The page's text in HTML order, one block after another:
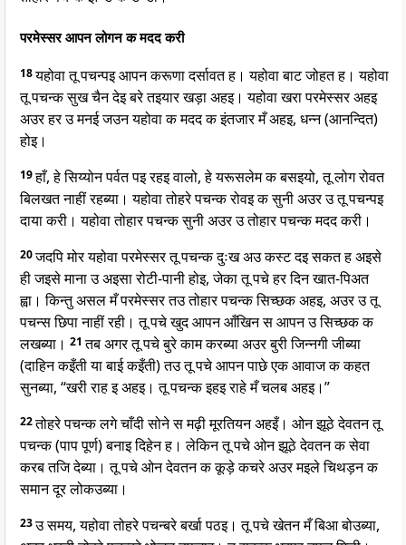
परमेस्सर आपन लोगन क मदद करी
18यहोवा तू पचन्पइ आपन करूणा दर्सावत ह। यहोवा बाट जोहत ह। यहोवा
तू पचन्क सुख चैन देइ बरे तइयार खड़ा अहइ। यहोवा खरा परमेस्सर अहइ
अउर हर उ मनई जउन यहोवा क मदद क इंतजार मँ अहइ, धन्न (आनन्दित)
होइ।
19हाँ, हे सिय्योन पर्वत पइ रहइ वालो, हे यरूसलेम क बसइयो, तू लोग रोवत
बिलखत नाहीं रहब्या। यहोवा तोहरे पचन्क रोवइ क सुनी अउर उ तू पचन्पइ
दाया करी। यहोवा तोहार पचन्क सुनी अउर उ तोहार पचन्क मदद करी।
20जदपि मोर यहोवा परमेस्सर तू पचन्क दुःख अउ कस्ट दइ सकत ह अइसे
ही जइसे माना उ अइसा रोटी-पानी होइ, जेका तू पचे हर दिन खात-पिअत
ह्वा। किन्तु असल मँ परमेस्सर तउ तोहार पचन्क सिच्छक अहइ, अउर उ तू
पचन्स छिपा नाहीं रही। तू पचे खुद आपन आँखिन स आपन उ सिच्छक क
लखब्या। 21तब अगर तू पचे बुरे काम करब्या अउर बुरी जिन्नगी जीब्या
(दाहिन कइँती या बाई कइँती) तउ तू पचे आपन पाछे एक आवाज क कहत
सुनब्या, “खरी राह इ अहइ। तू पचन्क इहइ राहे मँ चलब अहइ।”
22तोहरे पचन्क लगे चाँदी सोने स मढ़ी मूरतियन अहइँ। ओन झूठे देवतन तू
पचन्क (पाप पूर्ण) बनाइ दिहेन ह। लेकिन तू पचे ओन झूठे देवतन क सेवा
करब तजि देब्या। तू पचे ओन देवतन क कूड़े कचरे अउर मइले चिथड़न क
समान दूर लोकउब्या।
23उ समय, यहोवा तोहरे पचन्बरे बर्खा पठइ। तू पचे खेतन मँ बिआ बोउब्या,